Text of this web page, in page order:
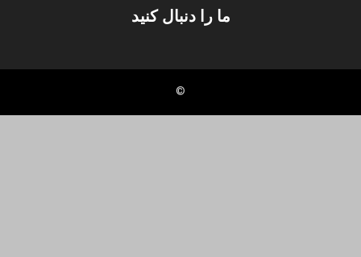
ما را دنبال کنید
©